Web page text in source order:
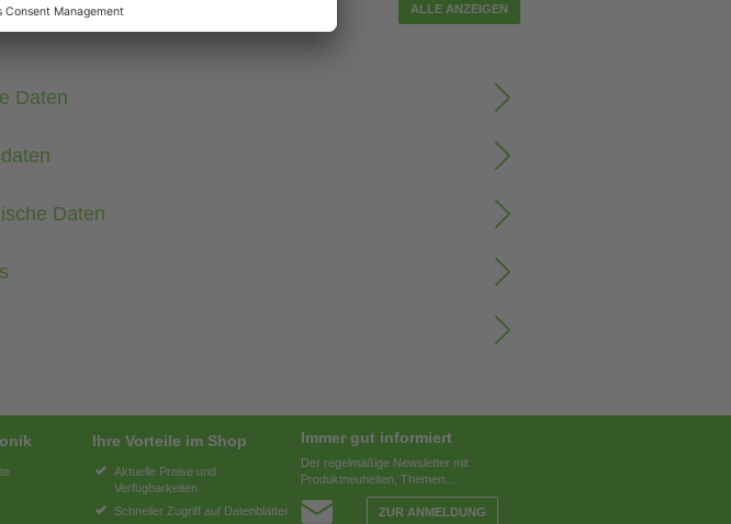
ALLE ANZEIGEN
Daten
Daten
Ihre Vorteile im Shop
Aktuelle Preise und
Verfügbarkeiten
Schneller Zugriff auf Datenblätter
Immer gut informiert
Der regelmäßige Newsletter mit
Produktneuheiten, Themen...
ZUR ANMELDUNG